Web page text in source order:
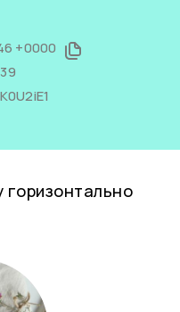
+0000
горизонтально